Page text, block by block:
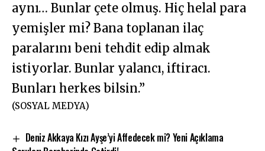
aynı… Bunlar çete olmuş. Hiç helal para
yemişler mi? Bana toplanan ilaç
paralarını beni tehdit edip almak
istiyorlar. Bunlar yalancı, iftiracı.
Bunları herkes bilsin.”
(SOSYAL MEDYA)
Deniz Akkaya Kızı Ayşe’yi Affedecek mi? Yeni Açıklama